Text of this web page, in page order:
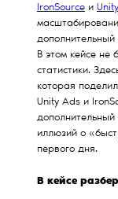
IronSource и
В этом кейсе не
статистики.
которая
Unity Ads и
дополнительный
иллюзий о
первого дня.
В кейсе